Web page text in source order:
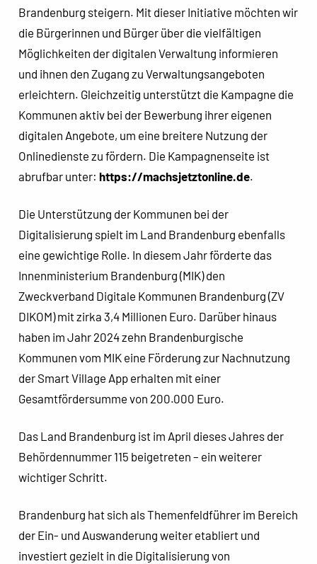
Brandenburg steigern. Mit dieser Initiative möchten wir
die Bürgerinnen und Bürger über die vielfältigen
Möglichkeiten der digitalen Verwaltung informieren
und ihnen den Zugang zu Verwaltungsangeboten
erleichtern. Gleichzeitig unterstützt die Kampagne die
Kommunen aktiv bei der Bewerbung ihrer eigenen
digitalen Angebote, um eine breitere Nutzung der
Onlinedienste zu fördern. Die Kampagnenseite ist
abrufbar unter: https://machsjetztonline.de.
Die Unterstützung der Kommunen bei der
Digitalisierung spielt im Land Brandenburg ebenfalls
eine gewichtige Rolle. In diesem Jahr förderte das
Innenministerium Brandenburg (MIK) den
Zweckverband Digitale Kommunen Brandenburg (ZV
DIKOM) mit zirka 3,4 Millionen Euro. Darüber hinaus
haben im Jahr 2024 zehn Brandenburgische
Kommunen vom MIK eine Förderung zur Nachnutzung
der Smart Village App erhalten mit einer
Gesamtfördersumme von 200.000 Euro.
Das Land Brandenburg ist im April dieses Jahres der
Behördennummer 115 beigetreten – ein weiterer
wichtiger Schritt.
Brandenburg hat sich als Themenfeldführer im Bereich
der Ein- und Auswanderung weiter etabliert und
investiert gezielt in die Digitalisierung von